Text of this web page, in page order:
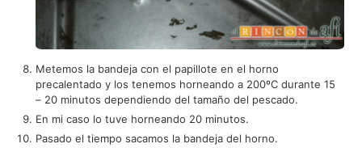
Metemos la bandeja con el papillote en el horno
precalentado y los tenemos horneando a 200ºC durante 15
– 20 minutos dependiendo del tamaño del pescado.
En mi caso lo tuve horneando 20 minutos.
Pasado el tiempo sacamos la bandeja del horno.